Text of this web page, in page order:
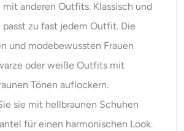
anderen Outfits. Klassisch und
zu fast jedem Outfit. Die
und modebewussten Frauen
oder weiße Outfits mit
Tönen auflockern.
sie mit hellbraunen Schuhen
für einen harmonischen Look.